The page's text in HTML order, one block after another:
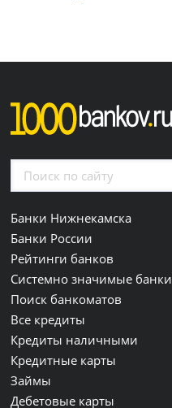
Банки Нижнекамска
Банки России
Рейтинги банков
Системно значимые банки
Поиск банкоматов
Все кредиты
Кредиты наличными
Кредитные карты
Займы
Дебетовые карты